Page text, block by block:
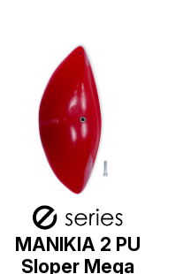
MANIKIA 2 PU
Sloper Mega